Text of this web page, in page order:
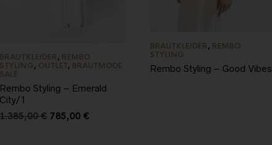
BRAUTKLEIDER, REMBO
STYLING, OUTLET, BRAUTMODE
SALE
Rembo Styling – Emerald
City/1
1.385,00€ 785,00 €
BRAUTKLEIDER, REMBO
STYLING
Rembo Styling – Good Vibes